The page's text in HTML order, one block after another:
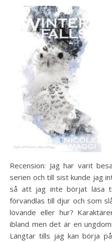
Recension: Jag har varit
serien och till sist kunde jag
så att jag inte börjat läsa
förvandlas till djur och som
lovande eller hur?
ibland men det är en
Längtar tills jag kan börja